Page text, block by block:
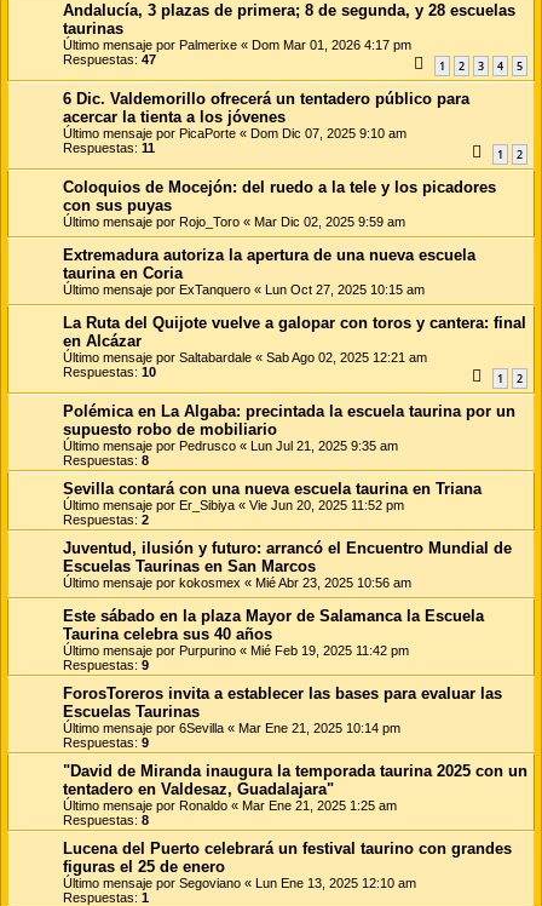
Andalucía, 3 plazas de primera; 8 de segunda, y 28 escuelas
taurinas
Último mensaje por Palmerixe « Dom Mar 01, 2026 4:17 pm
Respuestas: 47 1 2 3 4 5
6 Dic. Valdemorillo ofrecerá un tentadero público para
acercar la tienta a los jóvenes
Último mensaje por PicaPorte « Dom Dic 07, 2025 9:10 am
Respuestas: 11 1 2
Coloquios de Mocejón: del ruedo a la tele y los picadores
con sus puyas
Último mensaje por Rojo_Toro « Mar Dic 02, 2025 9:59 am
Extremadura autoriza la apertura de una nueva escuela
taurina en Coria
Último mensaje por ExTanquero « Lun Oct 27, 2025 10:15 am
La Ruta del Quijote vuelve a galopar con toros y cantera: final
en Alcázar
Último mensaje por Saltabardale « Sab Ago 02, 2025 12:21 am
Respuestas: 10 1 2
Polémica en La Algaba: precintada la escuela taurina por un
supuesto robo de mobiliario
Último mensaje por Pedrusco « Lun Jul 21, 2025 9:35 am
Respuestas: 8
Sevilla contará con una nueva escuela taurina en Triana
Último mensaje por Er_Sibiya « Vie Jun 20, 2025 11:52 pm
Respuestas: 2
Juventud, ilusión y futuro: arrancó el Encuentro Mundial de
Escuelas Taurinas en San Marcos
Último mensaje por kokosmex « Mié Abr 23, 2025 10:56 am
Este sábado en la plaza Mayor de Salamanca la Escuela
Taurina celebra sus 40 años
Último mensaje por Purpurino « Mié Feb 19, 2025 11:42 pm
Respuestas: 9
ForosToreros invita a establecer las bases para evaluar las
Escuelas Taurinas
Último mensaje por 6Sevilla « Mar Ene 21, 2025 10:14 pm
Respuestas: 9
"David de Miranda inaugura la temporada taurina 2025 con un
tentadero en Valdesaz, Guadalajara"
Último mensaje por Ronaldo « Mar Ene 21, 2025 1:25 am
Respuestas: 8
Lucena del Puerto celebrará un festival taurino con grandes
figuras el 25 de enero
Último mensaje por Segoviano « Lun Ene 13, 2025 12:10 am
Respuestas: 1